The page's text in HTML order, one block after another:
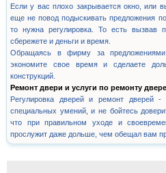
Если у вас плохо закрывается окно, или
еще не повод подыскивать предложения
то нужна регулировка. То есть вызвав
сбережете и деньги и время.
Обращаясь в фирму за
экономите свое время и сделаете
конструкций.
Ремонт двери и услуги по ремонту
Регулировка дверей и ремонт дверей -
специальных умений, и не бойтесь
что при правильном уходе и
прослужит даже дольше, чем обещал вам